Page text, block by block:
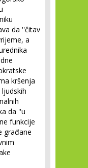
da ''čitav
a
kršenja
da ''u
funkcije
građane